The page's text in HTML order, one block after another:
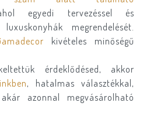
egyedi tervezéssel és
megrendelését.
kivételes minőségű
érdeklődésed, akkor
, hatalmas választékkal,
azonnal megvásárolható